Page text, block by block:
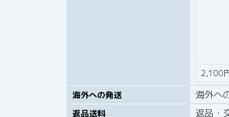
2,100
海外への発送
海外へ
返品送料
返品・